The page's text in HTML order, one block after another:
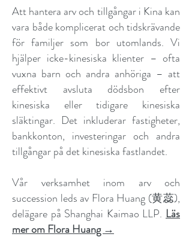
Att hantera arv och tillgångar i Kina kan
vara både komplicerat och tidskrävande
för familjer som bor utomlands. Vi
hjälper icke-kinesiska klienter – ofta
vuxna barn och andra anhöriga – att
effektivt avsluta dödsbon efter
kinesiska eller tidigare kinesiska
släktingar. Det inkluderar fastigheter,
bankkonton, investeringar och andra
tillgångar på det kinesiska fastlandet.
Vår verksamhet inom arv och
succession leds av Flora Huang (黄蕊),
delägare på Shanghai Kaimao LLP. Läs
mer om Flora Huang →